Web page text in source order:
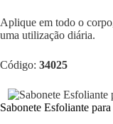
Aplique em todo o
uma utilização diária.
Código: 34025
Sabonete Esfoliante